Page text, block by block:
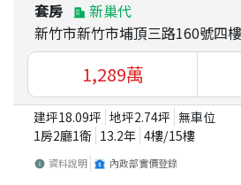
套房
新巢代
新竹市新竹市埔頂三路160號四
1,289萬
建坪18.09坪 地坪2.74坪 無車位
1房2廳1衛 13.2年 4樓/15樓
資料說明 內政部實價登錄